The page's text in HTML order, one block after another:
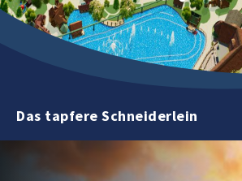
Das tapfere Schneiderlein